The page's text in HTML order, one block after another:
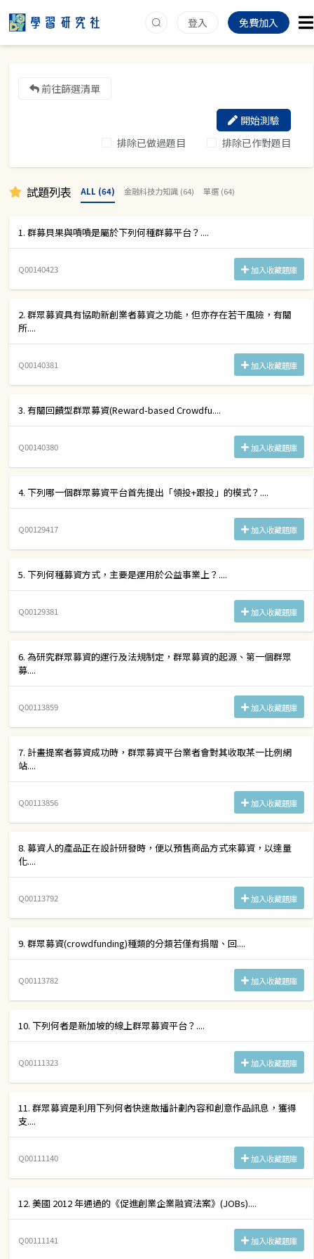
登入 免費加入
前往篩選清單
排除已做過題目 排除已作對題目
開始測驗
試題列表 ALL (64) 金融科技力知識 (64) 單選 (64)
1. 群募貝果與嘖嘖是屬於下列何種群募平台？....
Q00140423 加入收藏題庫
2. 群眾募資具有協助新創業者募資之功能，但亦存在若干風險，有關
所....
Q00140381 加入收藏題庫
3. 有關回饋型群眾募資(Reward-based Crowdfu....
Q00140380 加入收藏題庫
4. 下列哪一個群眾募資平台首先提出「領投+跟投」的模式？....
Q00129417 加入收藏題庫
5. 下列何種募資方式，主要是運用於公益事業上？....
Q00129381 加入收藏題庫
6. 為研究群眾募資的運行及法規制定，群眾募資的起源、第一個群眾
募....
Q00113859 加入收藏題庫
7. 計畫提案者募資成功時，群眾募資平台業者會對其收取某一比例網
站....
Q00113856 加入收藏題庫
8. 募資人的產品正在設計研發時，便以預售商品方式來募資，以達量
化....
Q00113792 加入收藏題庫
9. 群眾募資(crowdfunding)種類的分類若僅有捐贈、回....
Q00113782 加入收藏題庫
10. 下列何者是新加坡的線上群眾募資平台？....
Q00111323 加入收藏題庫
11. 群眾募資是利用下列何者快速散播計劃內容和創意作品訊息，獲得
支....
Q00111140 加入收藏題庫
12. 美國 2012 年通過的《促進創業企業融資法案》(JOBs)....
Q00111141 加入收藏題庫